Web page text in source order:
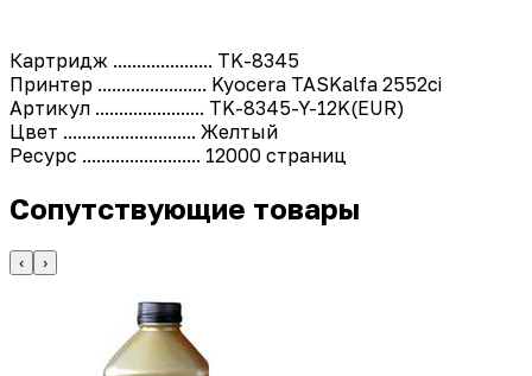
Картридж ..................... TK-8345
Принтер ....................... Kyocera TASKalfa 2552ci
Артикул ....................... TK-8345-Y-12K(EUR)
Цвет ............................ Желтый
Ресурс ......................... 12000 страниц
Сопутствующие товары
‹ ›